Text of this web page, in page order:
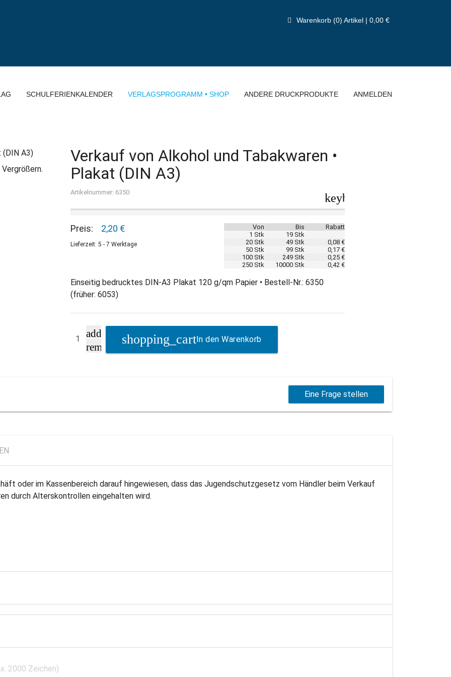
Warenkorb (0) Artikel | 0,00 €
SCHULFERIENKALENDER VERLAGSPROGRAMM • SHOP ANDERE DRUCKPRODUKTE ANMELDEN
Verkauf von Alkohol und Tabakwaren •
Plakat (DIN A3)
Artikelnummer: 6350 keyboard_arrow_right
Von Bis
Rabatt
1 Stk
19 Stk
20 Stk
49 Stk
0,08 €
50 Stk
99 Stk
0,17 €
100 Stk
249 Stk
0,25 €
250 Stk
10000 Stk 0,42 €
Preis: 2,20 €
Lieferzeit: 5 - 7 Werktage
Einseitig bedrucktes DIN-A3 Plakat 120 g/qm Papier • Bestell-Nr.: 6350
(früher: 6053)
add
remove
In den Warenkorb
Eine Frage stellen
oder im Kassenbereich darauf hingewiesen, dass das Jugendschutzgesetz vom Händler beim Verkauf
durch Alterskontrollen eingehalten wird.